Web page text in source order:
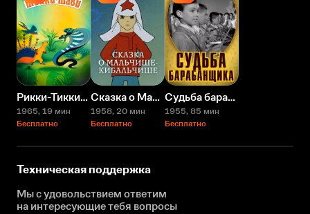
Рикки-Тикки-Тави
1965, 19 мин
Бесплатно
Сказка о Мальчише-Кибальчише
1958, 20 мин
Бесплатно
Судьба барабанщика
1955, 85 мин
Бесплатно
Техническая поддержка
Мы с удовольствием ответим
на интересующиетебя вопросы